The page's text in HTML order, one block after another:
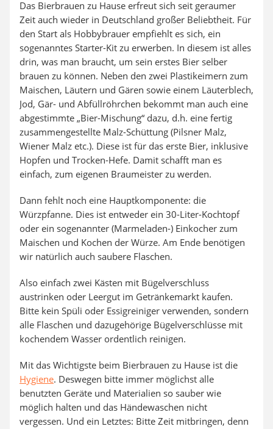
Das Bierbrauen zu Hause erfreut sich seit geraumer
Zeit auch wieder in Deutschland großer Beliebtheit. Für
den Start als Hobbybrauer empfiehlt es sich, ein
sogenanntes Starter-Kit zu erwerben. In diesem ist alles
drin, was man braucht, um sein erstes Bier selber
brauen zu können. Neben den zwei Plastikeimern zum
Maischen, Läutern und Gären sowie einem Läuterblech,
Jod, Gär- und Abfüllröhrchen bekommt man auch eine
abgestimmte „Bier-Mischung“ dazu, d.h. eine fertig
zusammengestellte Malz-Schüttung (Pilsner Malz,
Wiener Malz etc.). Diese ist für das erste Bier, inklusive
Hopfen und Trocken-Hefe. Damit schafft man es
einfach, zum eigenen Braumeister zu werden.
Dann fehlt noch eine Hauptkomponente: die
Würzpfanne. Dies ist entweder ein 30-Liter-Kochtopf
oder ein sogenannter (Marmeladen-) Einkocher zum
Maischen und Kochen der Würze. Am Ende benötigen
wir natürlich auch saubere Flaschen.
Also einfach zwei Kästen mit Bügelverschluss
austrinken oder Leergut im Getränkemarkt kaufen.
Bitte kein Spüli oder Essigreiniger verwenden, sondern
alle Flaschen und dazugehörige Bügelverschlüsse mit
kochendem Wasser ordentlich reinigen.
Mit das Wichtigste beim Bierbrauen zu Hause ist die
Hygiene. Deswegen bitte immer möglichst alle
benutzten Geräte und Materialien so sauber wie
möglich halten und das Händewaschen nicht
vergessen. Und ein Letztes: Bitte Zeit mitbringen, denn